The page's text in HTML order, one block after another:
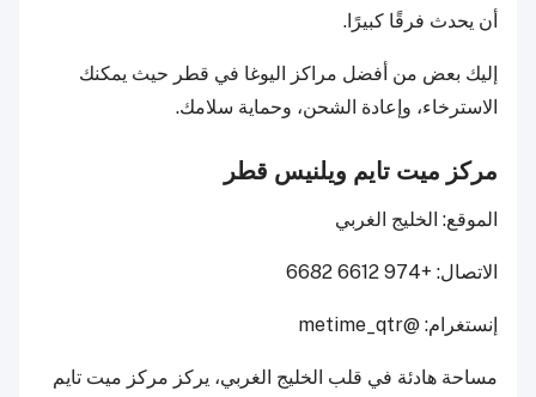
أن يحدث فرقًا كبيرًا.
إليك بعض من أفضل مراكز اليوغا في قطر حيث يمكنك
الاسترخاء، وإعادة الشحن، وحماية سلامك.
مركز ميت تايم ويلنيس قطر
الموقع: الخليج الغربي
الاتصال: +974 6612 6682
إنستغرام: @metime_qtr
مساحة هادئة في قلب الخليج الغربي، يركز مركز ميت تايم